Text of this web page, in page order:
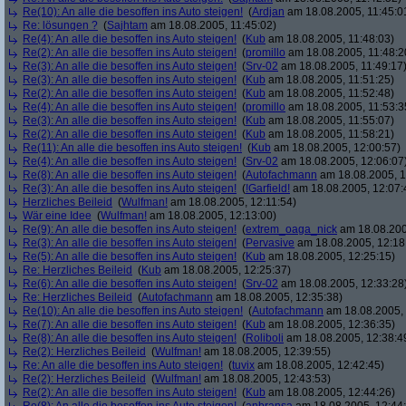
Re(10): An alle die besoffen ins Auto steigen! (Ardjan am 18.08.2005,
Re: lösungen ? (Sajhtam am 18.08.2005, 11:45:02)
Re(4): An alle die besoffen ins Auto steigen! (Kub am 18.08.2005, 11:48:03)
Re(2): An alle die besoffen ins Auto steigen! (promillo am 18.08.2005,
Re(3): An alle die besoffen ins Auto steigen! (Srv-02 am 18.08.2005, 11:49:17)
Re(3): An alle die besoffen ins Auto steigen! (Kub am 18.08.2005, 11:51:25)
Re(2): An alle die besoffen ins Auto steigen! (Kub am 18.08.2005, 11:52:48)
Re(4): An alle die besoffen ins Auto steigen! (promillo am 18.08.2005,
Re(3): An alle die besoffen ins Auto steigen! (Kub am 18.08.2005, 11:55:07)
Re(2): An alle die besoffen ins Auto steigen! (Kub am 18.08.2005, 11:58:21)
Re(11): An alle die besoffen ins Auto steigen! (Kub am 18.08.2005, 12:00:57)
Re(4): An alle die besoffen ins Auto steigen! (Srv-02 am 18.08.2005,
Re(8): An alle die besoffen ins Auto steigen! (Autofachmann am 18.08.2005,
Re(3): An alle die besoffen ins Auto steigen! (!Garfield! am 18.08.2005,
Herzliches Beileid (Wulfman! am 18.08.2005, 12:11:54)
Wär eine Idee (Wulfman! am 18.08.2005, 12:13:00)
Re(9): An alle die besoffen ins Auto steigen! (extrem_oaga_nick am
Re(3): An alle die besoffen ins Auto steigen! (Pervasive am 18.08.2005,
Re(5): An alle die besoffen ins Auto steigen! (Kub am 18.08.2005, 12:25:15)
Re: Herzliches Beileid (Kub am 18.08.2005, 12:25:37)
Re(6): An alle die besoffen ins Auto steigen! (Srv-02 am 18.08.2005,
Re: Herzliches Beileid (Autofachmann am 18.08.2005, 12:35:38)
Re(10): An alle die besoffen ins Auto steigen! (Autofachmann am
Re(7): An alle die besoffen ins Auto steigen! (Kub am 18.08.2005, 12:36:35)
Re(8): An alle die besoffen ins Auto steigen! (Roliboli am 18.08.2005,
Re(2): Herzliches Beileid (Wulfman! am 18.08.2005, 12:39:55)
Re: An alle die besoffen ins Auto steigen! (tuvix am 18.08.2005, 12:42:45)
Re(2): Herzliches Beileid (Wulfman! am 18.08.2005, 12:43:53)
Re(2): An alle die besoffen ins Auto steigen! (Kub am 18.08.2005, 12:44:26)